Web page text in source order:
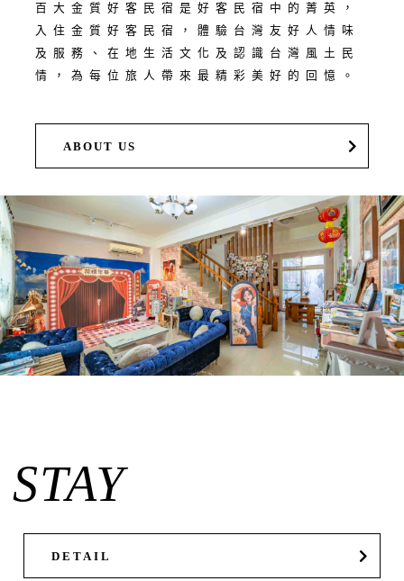
百大金質好客民宿是好客民宿中的菁英，
入住金質好客民宿，體驗台灣友好人情味
及服務、在地生活文化及認識台灣風土民
情，為每位旅人帶來最精彩美好的回憶。
ABOUT US
STAY
DETAIL